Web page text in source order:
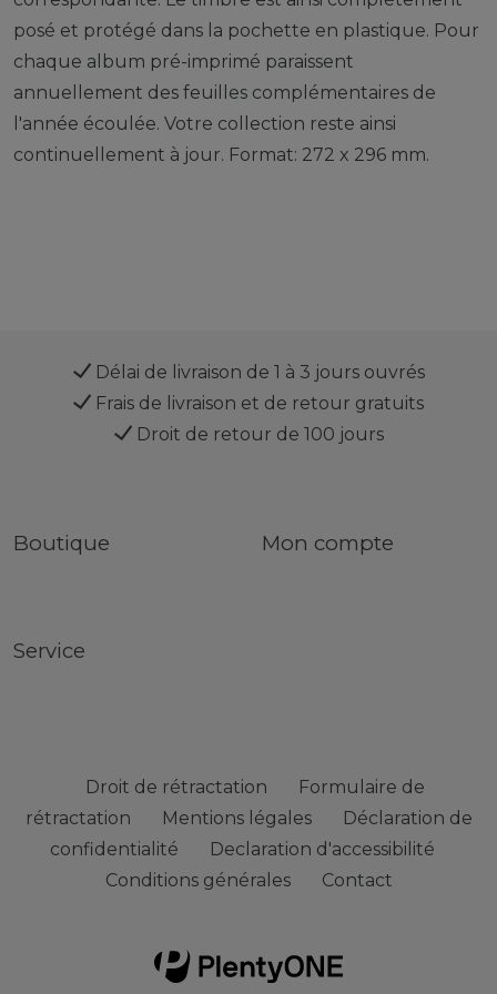
posé et protégé dans la pochette en plastique. Pour
chaque album pré-imprimé paraissent
annuellement des feuilles complémentaires de
l'année écoulée. Votre collection reste ainsi
continuellement à jour. Format: 272 x 296 mm.
Délai de livraison de 1 à 3 jours ouvrés
Frais de livraison et de retour gratuits
Droit de retour de 100 jours
Boutique Mon compte
Service
Droit de rétractation
Formulaire de
rétractation
Mentions légales
Déclaration de
confidentialité
Declaration d'accessibilité
Conditions générales
Contact